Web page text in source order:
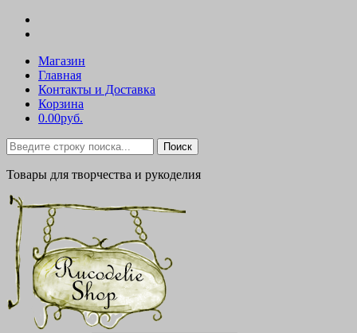
Магазин
Главная
Контакты и Доставка
Корзина
0.00руб.
Поиск
Товары для творчества и рукоделия